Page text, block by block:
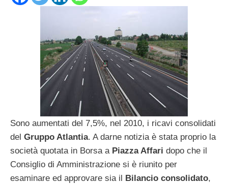
Sono aumentati del 7,5%, nel 2010, i ricavi consolidati
del Gruppo Atlantia. A darne notizia è stata proprio la
società quotata in Borsa a Piazza Affari dopo che il
Consiglio di Amministrazione si è riunito per
esaminare ed approvare sia il
Bilancio consolidato,